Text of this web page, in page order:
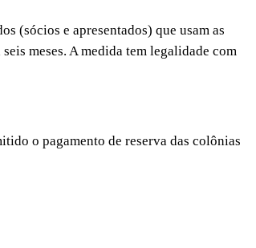
(sócios e apresentados) que usam as
meses. A medida tem legalidade com
o pagamento de reserva das colônias